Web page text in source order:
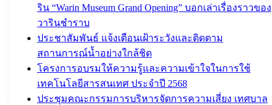
ริน “Warin Museum Grand Opening” บอกเล่าเรื่องราวของ
วารินชำราบ
ประชาสัมพันธ์ แจ้งเตือนเฝ้าระวังและติดตาม
สถานการณ์น้ำอย่างใกล้ชิด
โครงการอบรมให้ความรู้และความเข้าใจในการใช้
เทคโนโลยีสารสนเทศ ประจำปี 2568
ประชุมคณะกรรมการบริหารจัดการความเสี่ยง เทศบาล